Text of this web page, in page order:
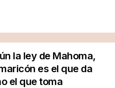
la ley de Mahoma,
es el que da
el que toma